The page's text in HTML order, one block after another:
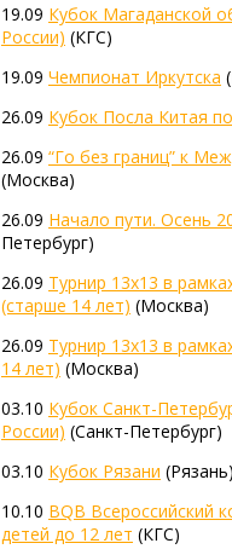
19.09 Кубок Магаданской
России) (КГС)
19.09 Чемпионат Иркутска
26.09 Кубок Посла Китая
26.09 “Го без границ” к
(Москва)
26.09 Начало пути. Осень
Петербург)
26.09 Турнир 13х13 в
(старше 14 лет) (Москва)
26.09 Турнир 13х13 в
14 лет) (Москва)
03.10 Кубок Санкт-
России) (Санкт-Петербург)
03.10 Кубок Рязани (Рязань)
10.10 BQB Всероссийский
детей до 12 лет (КГС)